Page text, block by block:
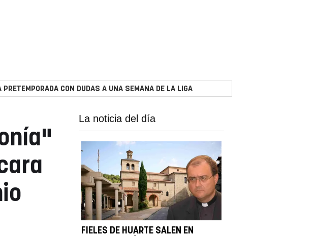
CON DUDAS A UNA SEMANA DE LA LIGA
La noticia del día
FIELES DE HUARTE SALEN EN